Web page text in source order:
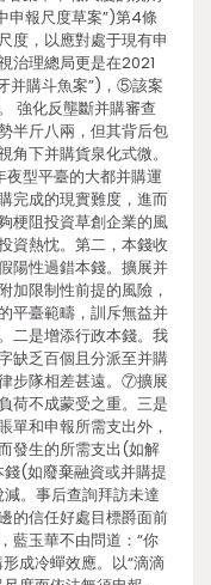
申報尺度草案”)第4條
度，以應對處于現有申
治理總局更是在2021
并購斗魚案”)，⑤該案
強化反壟斷并購審查
半斤八兩，但其背后包
下并購貨泉化式微。
型平臺的大都并購運
完成的現實難度，進而
梗阻投資草創企業的風
資熱忱。第二，本錢收
陽性過錯本錢。擴展并
加限制性前提的風險，
平臺範疇，訓斥無益并
二是增添行政本錢。我
缺乏百個且分派至并購
步隊相差甚遠。⑦擴展
荷不成蒙受之重。三是
單和申報所需支出外，
發生的所需支出(如解
(如廢棄融資或并購提
。事后查詢拜訪未達
的信任好處目標爵面前
藍玉華不由問道：“你
成冷蟬效應。以“滴滴